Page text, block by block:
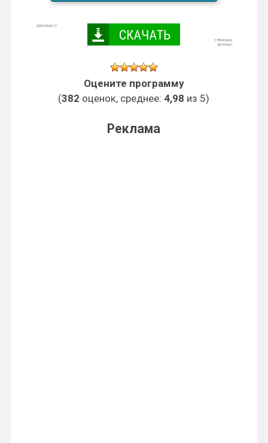
Оцените программу
(382 оценок, среднее: 4,98 из 5)
Реклама